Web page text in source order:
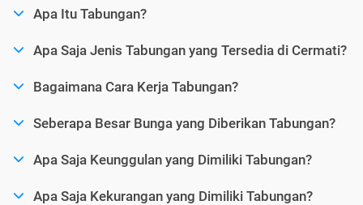
Apa Itu Tabungan?
Apa Saja Jenis Tabungan yang Tersedia di Cermati?
Bagaimana Cara Kerja Tabungan?
Seberapa Besar Bunga yang Diberikan Tabungan?
Apa Saja Keunggulan yang Dimiliki Tabungan?
Apa Saja Kekurangan yang Dimiliki Tabungan?